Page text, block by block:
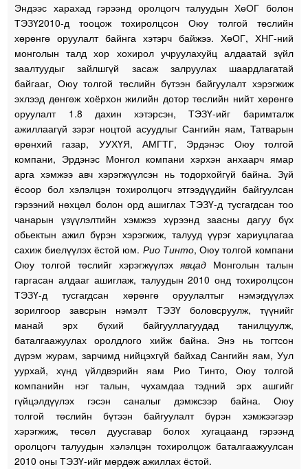
Эндээс харахад гэрээнд оролцогч талуудын ХөОГ болон
ТЭЗҮ2010-д тооцож тохиролцсон Оюу толгой төслийн
хөрөнгө оруулалт байнга хэтэрч байжээ. ХөОГ, ХНГ-ний
монголын талд хор хохирол учруулахуйц алдаатай зүйл
заалтуудыг зайлшгүй засаж залруулах шаардлагатай
байгааг, Оюу толгой төслийн бүтээн байгуулалт хэрэгжиж
эхлээд дөнгөж хоёрхон жилийн дотор төслийн нийт хөрөнгө
оруулалт 1.8 дахин хэтэрсэн, ТЭЗҮ-ийг баримталж
ажиллаагүй зэрэг ноцтой асуудлыг Сангийн яам, Татварын
өрөнхий газар, УУХҮЯ, АМГТГ, Эрдэнэс Оюу толгой
компани, Эрдэнэс Монгол компани хэрхэн анхаарч ямар
арга хэмжээ авч хэрэгжүүлсэн нь тодорхойгүй байна. Зүй
ёсоор бол хэлэлцэн тохиролцогч этгээдүүдийн байгуулсан
гэрээний нөхцөл болон орд ашиглах ТЭЗҮ-д тусгагдсан тоо
чанарын үзүүлэлтийн хэмжээ хүрээнд заасны дагуу бүх
обьектын ажил бүрэн хэрэгжиж, талууд үүрэг хариуцлагаа
сахиж биелүүлэх ёстой юм. Рио Тинто, Оюу толгой компани
Оюу толгой төслийг хэрэгжүүлэх явцадМонголын талын
гаргасан алдааг ашиглаж, талуудын 2010 онд тохиролцсон
ТЭЗҮ-д тусгагдсан хөрөнгө оруулалтыг нэмэгдүүлэх
зорилгоор завсрын нэмэлт ТЭЗҮ боловсруулж, түүнийг
манай эрх бүхий байгууллагуудад танилцуулж,
баталгаажуулах оролдлого хийж байна. Энэ нь тогтсон
дүрэм журам,зарчимд нийцэхгүй байхад Сангийн яам, Уул
уурхай, хүнд үйлдвэрийн яам Рио Тинто, Оюу толгой
компанийн нэг талын, чухамдаа тэдний эрх ашгийг
гүйцэлдүүлэх гэсэн саналыг дэмжсээр байна. Оюу
толгой төслийн бүтээн байгуулалт бүрэн хэмжээгээр
хэрэгжиж, төсөл дуусгавар болох хугацаанд гэрээнд
оролцогч талуудын хэлэлцэн тохиролцож баталгаажуулсан
2010 оны ТЭЗҮ-ийг мөрдөж ажиллах ёстой.